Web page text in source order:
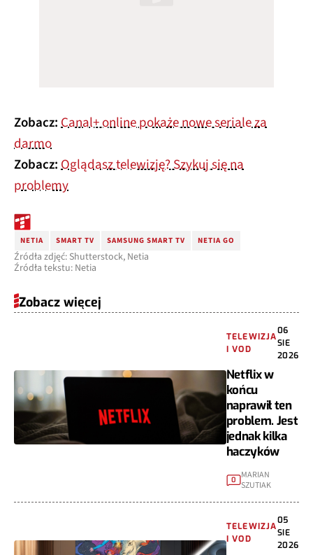
Zobacz:Canal+ online pokaże nowe seriale za
darmo
Zobacz:Oglądasz telewizję? Szykuj się na
problemy
NETIA SMART TV SAMSUNG SMART TV NETIA GO
Źródła zdjęć: Shutterstock, Netia
Źródła tekstu: Netia
Zobacz więcej
TELEWIZJA
I VOD
06
SIE
2026
Netflix w
końcu
naprawił ten
problem. Jest
jednak kilka
haczyków
0
MARIAN
SZUTIAK
TELEWIZJA
I VOD
05
SIE
2026